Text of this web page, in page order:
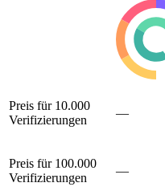
Preis für 10.000
Verifizierungen
—
Preis für 100.000
Verifizierungen
—